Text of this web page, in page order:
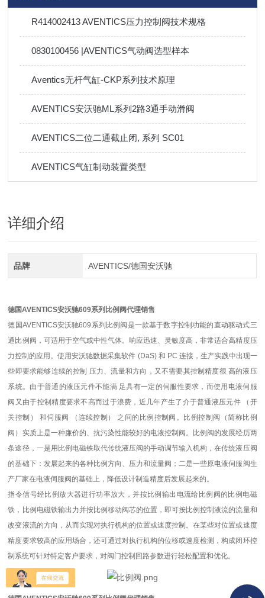
R414002413 AVENTICS压力控制阀技术规格
0830100456 |AVENTICS气动阀选型样本
Aventics无杆气缸-CKP系列技术原理
AVENTICS安沃驰ML系列2路3通手动滑阀
AVENTICS二位二通截止闭, 系列 SC01
AVENTICS气缸制动装置类型
详细介绍
品牌 AVENTICS/德国安沃驰
德国AVENTICS安沃驰609系列比例阀代理销售
德国AVENTICS安沃驰609系列比例阀是一款基于数字控制功能的直动驱动式三
通比例阀，可适用于空气或中性气体。响应迅速、灵敏度高，非常适合高精度压
力控制的应用。使用安沃驰数据采集软件 (DaS) 和 PC 连接，生产实践中出现一
些即要求能够连续的控制 压力、流量和方向，又不需要其控制精度很 高的液压
系统。由于普通的液压元件不能满 足具有一定的伺服性要求，而使用电液伺服
阀又由于控制精度要求不高而过于浪费，近几年产生了介于普通液压元件 （开
关控制） 和伺服阀 （连续控制） 之间的比例控制阀。比例控制阀（简称比例
阀）实质上是一种廉价的、抗污染性能较好的电液控制阀。比例阀的发展经历两
条途径，一是用比例电磁铁取代传统液压阀的手动调节输入机构，在传统液压阀
的基础下：发展起来的各种比例方向、压力和流量阀；二是一些原电液伺服阀生
产厂家在电液伺服阀的基础上，降低设计制造精度后发展起来的。
指令信号经比例放大器进行功率放大，并按比例输出电流给比例阀的比例电磁
铁，比例电磁铁输出力并按比例移动阀芯的位置，即可按比例控制液流的流量和
改变液流的方向，从而实现对执行机构的位置或速度控制。在某些对位置或速度
精度要求较高的应用场合，还可通过对执行机构的位移或速度检测，构成闭环控
制系统可针对特定客户要求，对阀门控制回路参数进行轻松配置和优化。